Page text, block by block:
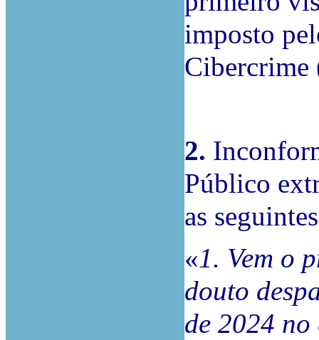
imposto
Cibercrime
2.
Público
as
«1. Vem o
douto
de 2024